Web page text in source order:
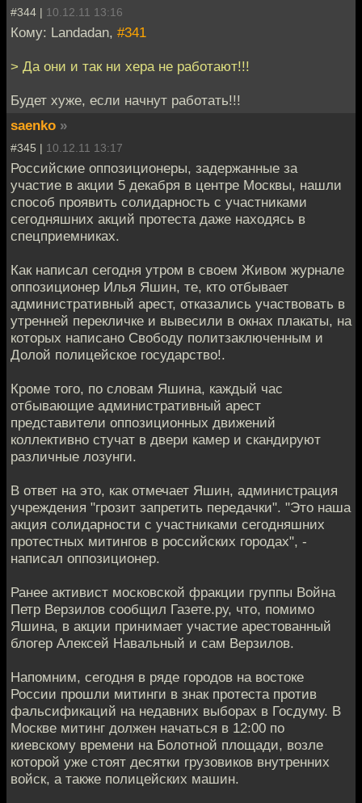
#344 | 10.12.11 13:16
Кому: Landadan, #341
> Да они и так ни хера не работают!!!
Будет хуже, если начнут работать!!!
saenko »
#345 | 10.12.11 13:17
Российские оппозиционеры, задержанные за
участие в акции 5 декабря в центре Москвы, нашли
способ проявить солидарность с участниками
сегодняшних акций протеста даже находясь в
спецприемниках.
Как написал сегодня утром в своем Живом журнале
оппозиционер Илья Яшин, те, кто отбывает
административный арест, отказались участвовать в
утренней перекличке и вывесили в окнах плакаты, на
которых написано Свободу политзаключенным и
Долой полицейское государство!.
Кроме того, по словам Яшина, каждый час
отбывающие административный арест
представители оппозиционных движений
коллективно стучат в двери камер и скандируют
различные лозунги.
В ответ на это, как отмечает Яшин, администрация
учреждения "грозит запретить передачки". "Это наша
акция солидарности с участниками сегодняшних
протестных митингов в российских городах", -
написал оппозиционер.
Ранее активист московской фракции группы Война
Петр Верзилов сообщил Газете.ру, что, помимо
Яшина, в акции принимает участие арестованный
блогер Алексей Навальный и сам Верзилов.
Напомним, сегодня в ряде городов на востоке
России прошли митинги в знак протеста против
фальсификаций на недавних выборах в Госдуму. В
Москве митинг должен начаться в 12:00 по
киевскому времени на Болотной площади, возле
которой уже стоят десятки грузовиков внутренних
войск, а также полицейских машин.